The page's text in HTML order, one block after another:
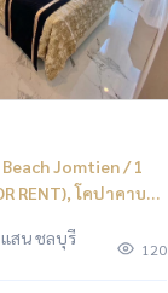
Jomtien / 1
RENT), โคปาคาบา
สน ชลบุรี
120